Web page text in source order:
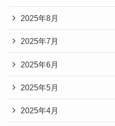
2025年8月
2025年7月
2025年6月
2025年5月
2025年4月